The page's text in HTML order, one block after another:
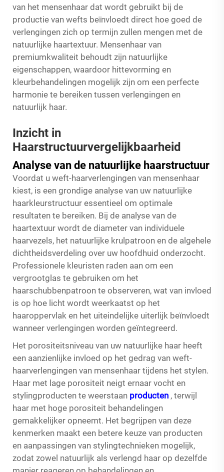
van het mensenhaar dat wordt gebruikt bij de
productie van wefts beïnvloedt direct hoe goed de
verlengingen zich op termijn zullen mengen met de
natuurlijke haartextuur. Mensenhaar van
premiumkwaliteit behoudt zijn natuurlijke
eigenschappen, waardoor hittevorming en
kleurbehandelingen mogelijk zijn om een perfecte
harmonie te bereiken tussen verlengingen en
natuurlijk haar.
Inzicht in
Haarstructuurvergelijkbaarheid
Analyse van de natuurlijke haarstructuur
Voordat u weft-haarverlengingen van mensenhaar
kiest, is een grondige analyse van uw natuurlijke
haarkleurstructuur essentieel om optimale
resultaten te bereiken. Bij de analyse van de
haartextuur wordt de diameter van individuele
haarvezels, het natuurlijke krulpatroon en de algehele
dichtheidsverdeling over uw hoofdhuid onderzocht.
Professionele kleuristen raden aan om een
vergrootglas te gebruiken om het
haarschubbenpatroon te observeren, wat van invloed
is op hoe licht wordt weerkaatst op het
haaroppervlak en het uiteindelijke uiterlijk beïnvloedt
wanneer verlengingen worden geïntegreerd.
Het porositeitsniveau van uw natuurlijke haar heeft
een aanzienlijke invloed op het gedrag van weft-
haarverlengingen van mensenhaar tijdens het stylen.
Haar met lage porositeit neigt ernaar vocht en
stylingproducten te weerstaan producten , terwijl
haar met hoge porositeit behandelingen
gemakkelijker opneemt. Het begrijpen van deze
kenmerken maakt een betere keuze van producten
en aanpassingen van stylingtechnieken mogelijk,
zodat zowel natuurlijk als verlengd haar op dezelfde